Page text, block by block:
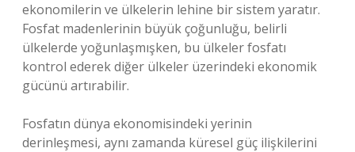
ekonomilerin ve ülkelerin lehine bir sistem yaratır.
Fosfat madenlerinin büyük çoğunluğu, belirli
ülkelerde yoğunlaşmışken, bu ülkeler fosfatı
kontrol ederek diğer ülkeler üzerindeki ekonomik
gücünü artırabilir.
Fosfatın dünya ekonomisindeki yerinin
derinleşmesi, aynı zamanda küresel güç ilişkilerini